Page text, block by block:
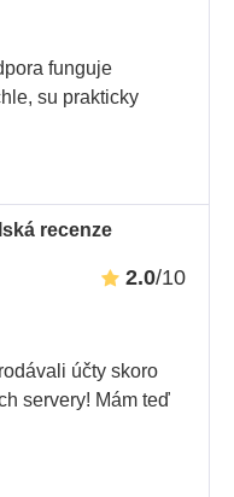
funguje
su prakticky
recenze
2.0/10
účty skoro
servery! Mám teď